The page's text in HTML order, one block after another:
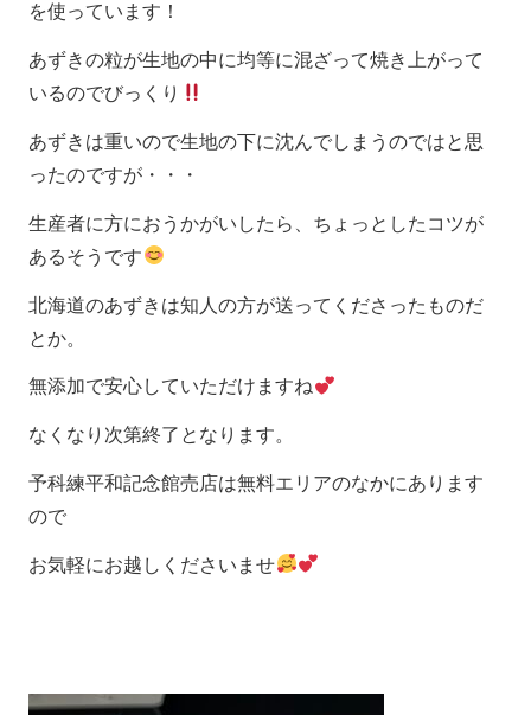
を使っています！
あずきの粒が生地の中に均等に混ざって焼き上がって
いるのでびっくり
あずきは重いので生地の下に沈んでしまうのではと思
ったのですが・・・
生産者に方におうかがいしたら、ちょっとしたコツが
あるそうです
北海道のあずきは知人の方が送ってくださったものだ
とか。
無添加で安心していただけますね
なくなり次第終了となります。
予科練平和記念館売店は無料エリアのなかにあります
ので
お気軽にお越しくださいませ